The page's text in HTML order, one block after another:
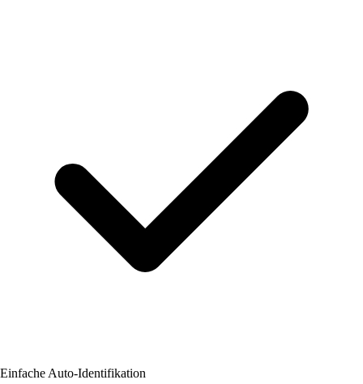
Einfache Auto-Identifikation